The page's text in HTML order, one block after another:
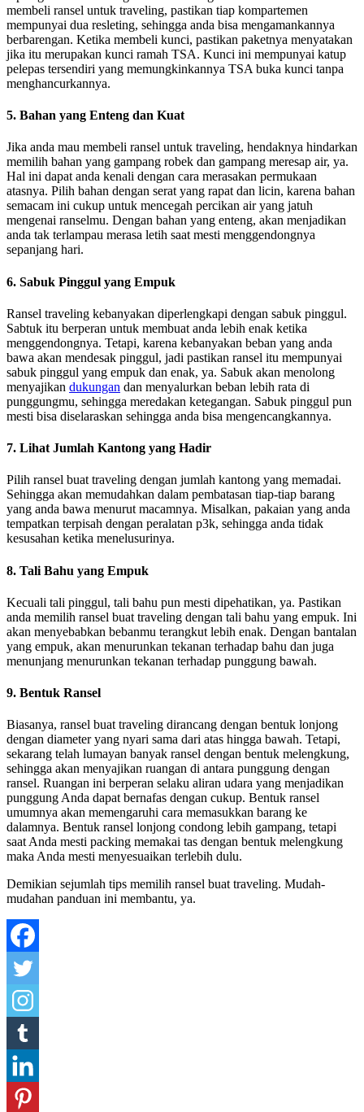
membeli ransel untuk traveling, pastikan tiap kompartemen
mempunyai dua resleting, sehingga anda bisa mengamankannya
berbarengan. Ketika membeli kunci, pastikan paketnya menyatakan
jika itu merupakan kunci ramah TSA. Kunci ini mempunyai katup
pelepas tersendiri yang memungkinkannya TSA buka kunci tanpa
menghancurkannya.
5. Bahan yang Enteng dan Kuat
Jika anda mau membeli ransel untuk traveling, hendaknya hindarkan
memilih bahan yang gampang robek dan gampang meresap air, ya.
Hal ini dapat anda kenali dengan cara merasakan permukaan
atasnya. Pilih bahan dengan serat yang rapat dan licin, karena bahan
semacam ini cukup untuk mencegah percikan air yang jatuh
mengenai ranselmu. Dengan bahan yang enteng, akan menjadikan
anda tak terlampau merasa letih saat mesti menggendongnya
sepanjang hari.
6. Sabuk Pinggul yang Empuk
Ransel traveling kebanyakan diperlengkapi dengan sabuk pinggul.
Sabtuk itu berperan untuk membuat anda lebih enak ketika
menggendongnya. Tetapi, karena kebanyakan beban yang anda
bawa akan mendesak pinggul, jadi pastikan ransel itu mempunyai
sabuk pinggul yang empuk dan enak, ya. Sabuk akan menolong
menyajikan dukungan dan menyalurkan beban lebih rata di
punggungmu, sehingga meredakan ketegangan. Sabuk pinggul pun
mesti bisa diselaraskan sehingga anda bisa mengencangkannya.
7. Lihat Jumlah Kantong yang Hadir
Pilih ransel buat traveling dengan jumlah kantong yang memadai.
Sehingga akan memudahkan dalam pembatasan tiap-tiap barang
yang anda bawa menurut macamnya. Misalkan, pakaian yang anda
tempatkan terpisah dengan peralatan p3k, sehingga anda tidak
kesusahan ketika menelusurinya.
8. Tali Bahu yang Empuk
Kecuali tali pinggul, tali bahu pun mesti dipehatikan, ya. Pastikan
anda memilih ransel buat traveling dengan tali bahu yang empuk. Ini
akan menyebabkan bebanmu terangkut lebih enak. Dengan bantalan
yang empuk, akan menurunkan tekanan terhadap bahu dan juga
menunjang menurunkan tekanan terhadap punggung bawah.
9. Bentuk Ransel
Biasanya, ransel buat traveling dirancang dengan bentuk lonjong
dengan diameter yang nyari sama dari atas hingga bawah. Tetapi,
sekarang telah lumayan banyak ransel dengan bentuk melengkung,
sehingga akan menyajikan ruangan di antara punggung dengan
ransel. Ruangan ini berperan selaku aliran udara yang menjadikan
punggung Anda dapat bernafas dengan cukup. Bentuk ransel
umumnya akan memengaruhi cara memasukkan barang ke
dalamnya. Bentuk ransel lonjong condong lebih gampang, tetapi
saat Anda mesti packing memakai tas dengan bentuk melengkung
maka Anda mesti menyesuaikan terlebih dulu.
Demikian sejumlah tips memilih ransel buat traveling. Mudah-
mudahan panduan ini membantu, ya.